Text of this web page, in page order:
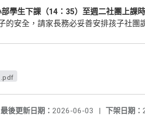
學生下課（14：35）至週二社團上課
安全，請家長務必妥善安排孩子社團
.pdf
下架日期：
最後更新日期： 2026-06-03 |